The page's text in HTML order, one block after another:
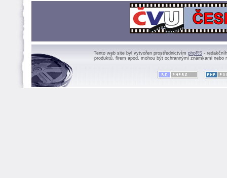
Tento web site byl vytvořen prostřednictvím phpRS -
produktů, firem apod. mohou být ochrannými známkami